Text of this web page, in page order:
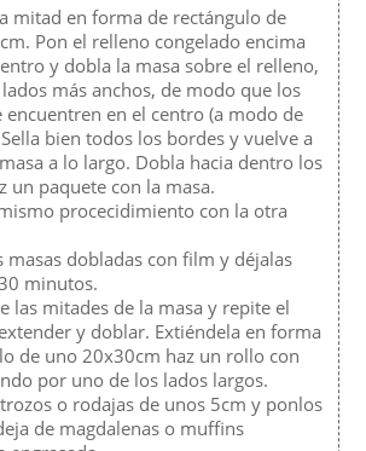
mitad en forma de rectángulo de
Pon el relleno congelado encima
y dobla la masa sobre el relleno,
más anchos, de modo que los
encuentren en el centro (a modo de
bien todos los bordes y vuelve a
a lo largo. Dobla hacia dentro los
un paquete con la masa.
procecidimiento con la otra
masas dobladas con film y déjalas
minutos.
las mitades de la masa y repite el
y doblar. Extiéndela en forma
de uno 20x30cm haz un rollo con
por uno de los lados largos.
o rodajas de unos 5cm y ponlos
de magdalenas o muffins